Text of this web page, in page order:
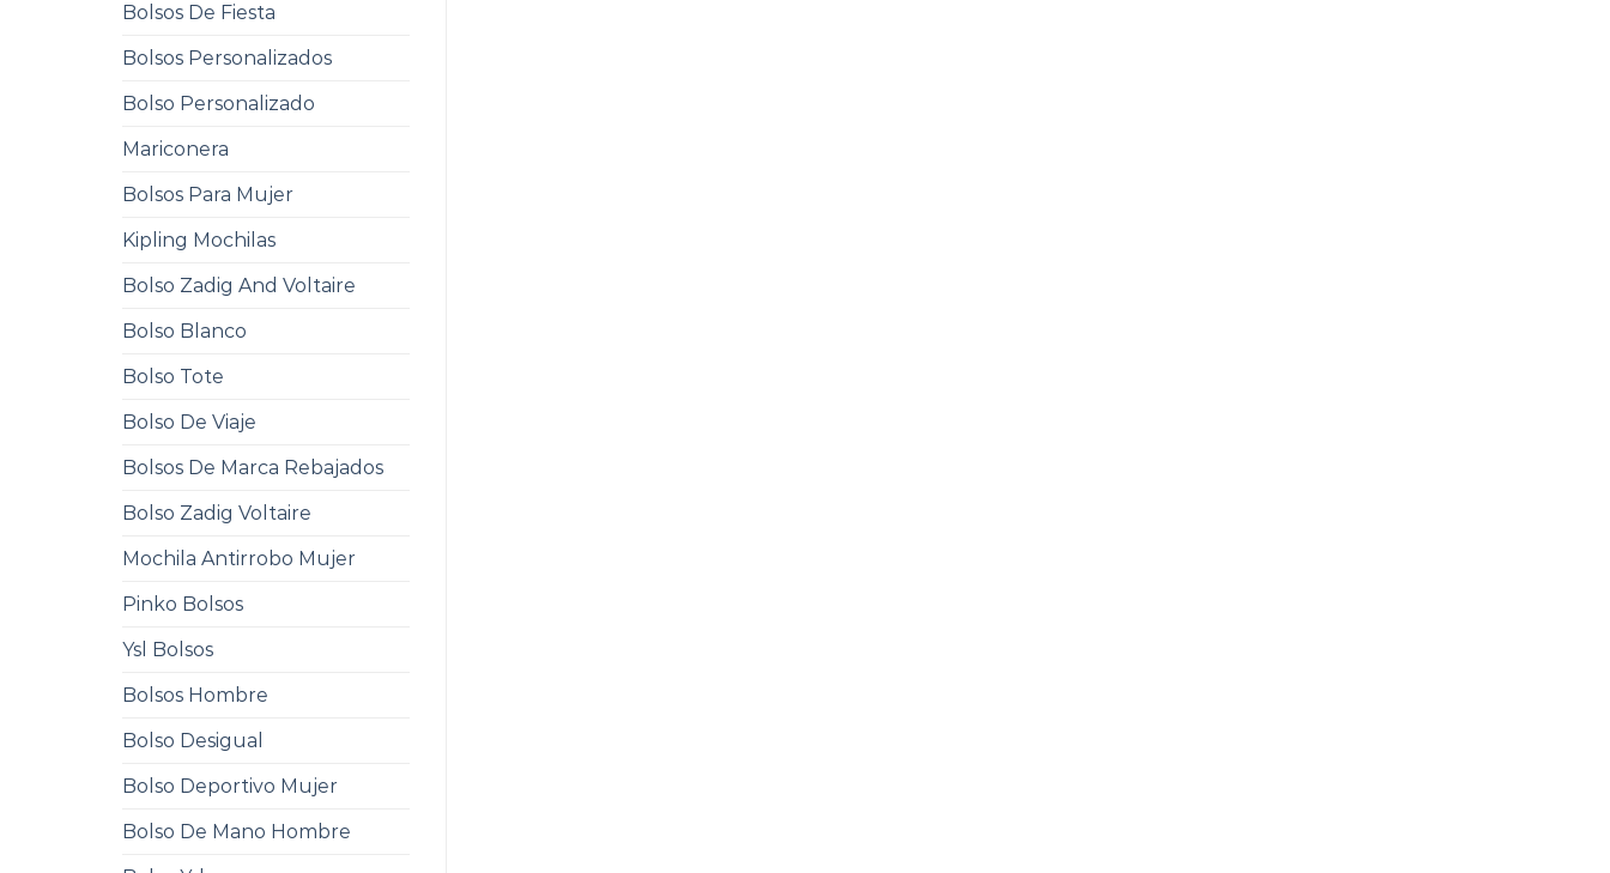
Bolsos De Fiesta
Bolsos Personalizados
Bolso Personalizado
Mariconera
Bolsos Para Mujer
Kipling Mochilas
Bolso Zadig And Voltaire
Bolso Blanco
Bolso Tote
Bolso De Viaje
Bolsos De Marca Rebajados
Bolso Zadig Voltaire
Mochila Antirrobo Mujer
Pinko Bolsos
Ysl Bolsos
Bolsos Hombre
Bolso Desigual
Bolso Deportivo Mujer
Bolso De Mano Hombre